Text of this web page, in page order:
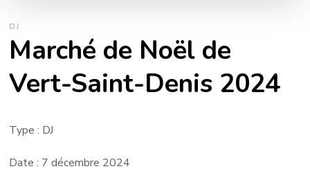
DJ
Marché de Noël de
Vert-Saint-Denis 2024
Type : DJ
Date : 7 décembre 2024